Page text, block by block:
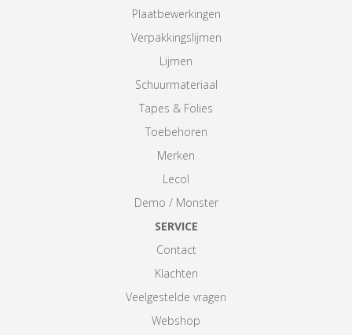
Plaatbewerkingen
Verpakkingslijmen
Lijmen
Schuurmateriaal
Tapes & Folies
Toebehoren
Merken
Lecol
Demo / Monster
SERVICE
Contact
Klachten
Veelgestelde vragen
Webshop